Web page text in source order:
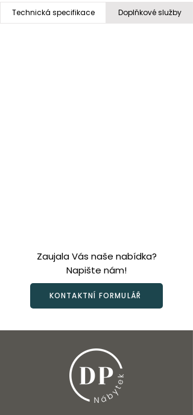
Technická specifikace Doplňkové služby
Zaujala Vás naše nabídka?
Napište nám!
KONTAKTNÍ FORMULÁŘ